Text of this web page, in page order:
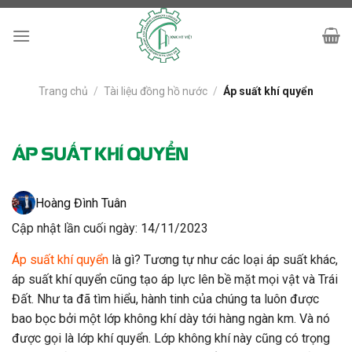
Skip
Trang chủ / Tài liệu đồng hồ nước / Áp suất khí quyển
ÁP SUẤT KHÍ QUYỂN
Hoàng Đình Tuân
Cập nhật lần cuối ngày: 14/11/2023
Áp suất khí quyển là gì? Tương tự như các loại áp suất khác,
áp suất khí quyển cũng tạo áp lực lên bề mặt mọi vật và Trái
Đất. Như ta đã tìm hiểu, hành tinh của chúng ta luôn được
bao bọc bởi một lớp không khí dày tới hàng ngàn km. Và nó
được gọi là lớp khí quyển. Lớp không khí này cũng có trọng